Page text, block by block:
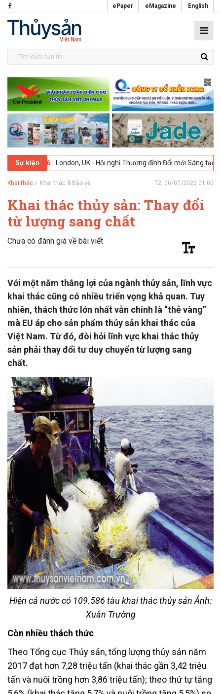
ePaper eMagazine English
Sự kiện
2026 London, UK - Hội nghị Thượng đỉnh Đổi mới Sáng tạo trong
Khai thác Khai thác & Bảo vệ T2, 06/07/2020 01:00
Khai thác thủy sản: Thay đổi
từ lượng sang chất
Chưa có đánh giá về bài viết
Với một năm thắng lợi của ngành thủy sản, lĩnh vực
khai thác cũng có nhiều triển vọng khả quan. Tuy
nhiên, thách thức lớn nhất vẫn chính là “thẻ vàng”
mà EU áp cho sản phẩm thủy sản khai thác của
Việt Nam. Từ đó, đòi hỏi lĩnh vực khai thác thủy
sản phải thay đổi tư duy chuyển từ lượng sang
chất.
Hiện cả nước có 109.586 tàu khai thác thủy sản Ảnh:
Xuân Trường
Còn nhiều thách thức
Theo Tổng cục Thủy sản, tổng lượng thủy sản năm
2017 đạt hơn 7,28 triệu tấn (khai thác gần 3,42 triệu
tấn và nuôi trồng hơn 3,86 triệu tấn); theo thứ tự tăng